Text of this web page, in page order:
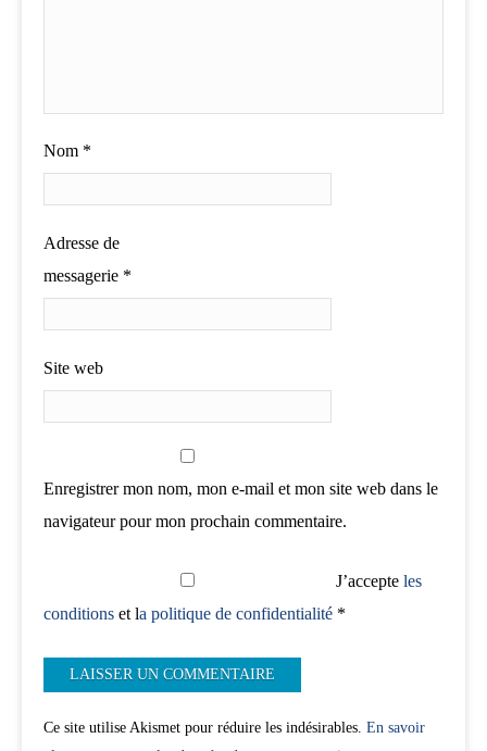
Nom *
Adresse de
messagerie *
Site web
Enregistrer mon nom, mon e-mail et mon site web dans le
navigateur pour mon prochain commentaire.
J’accepte les
conditions et la politique de confidentialité *
Ce site utilise Akismet pour réduire les indésirables. En savoir